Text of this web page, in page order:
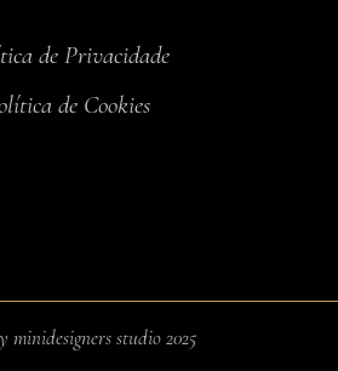
de Privacidade
de Cookies
minidesigners studio 2025